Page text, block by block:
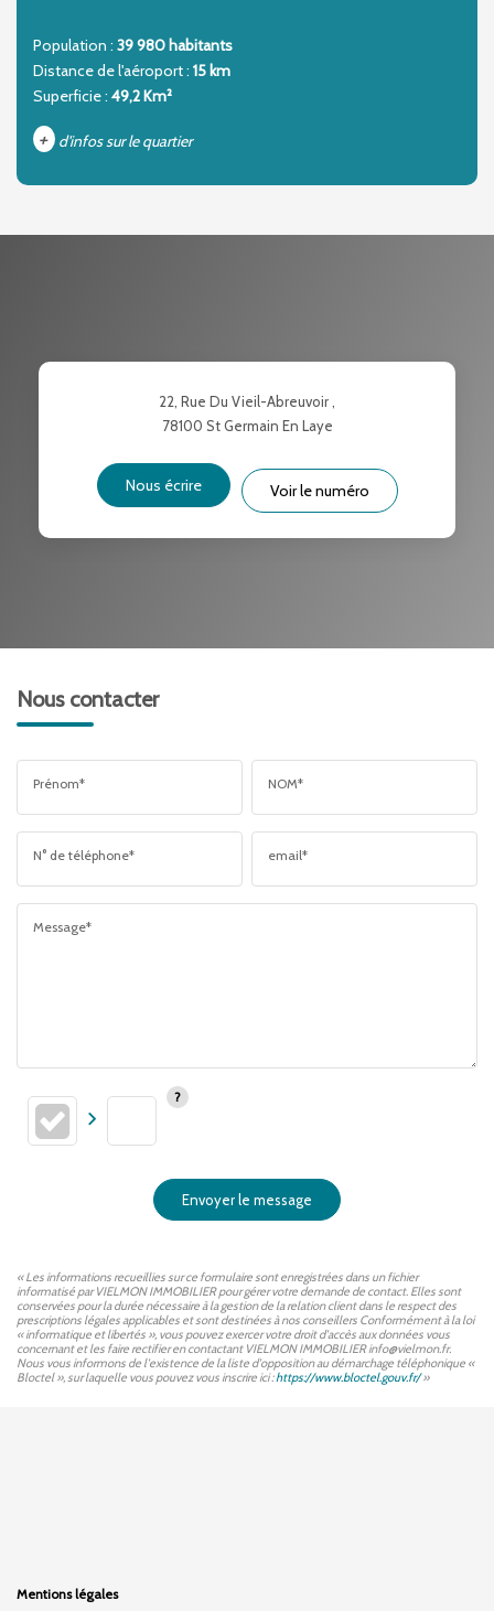
Population : 39 980 habitants
Distance de l'aéroport : 15 km
Superficie : 49,2 Km²
+ d'infos sur le quartier
VOITURE
RÉSULTATS DES LYCÉES ECOLES ET CRÈCHES
22, Rue Du Vieil-Abreuvoir ,
78100 St Germain En Laye
Nous écrire Voir le numéro
Nous contacter
Prénom* NOM*
N° de téléphone* email*
Message*
Envoyer le message
« Les informations recueillies sur ce formulaire sont enregistrées dans un fichier
informatisé par VIELMON IMMOBILIER pour gérer votre demande de contact. Elles sont
conservées pour la durée nécessaire à la gestion de la relation client dans le respect des
prescriptions légales applicables et sont destinées à nos conseillers Conformément à la loi
« informatique et libertés », vous pouvez exercer votre droit d'accès aux données vous
concernant et les faire rectifier en contactant VIELMON IMMOBILIER info@vielmon.fr.
Nous vous informons de l'existence de la liste d'opposition au démarchage téléphonique «
Bloctel », sur laquelle vous pouvez vous inscrire ici :https://www.bloctel.gouv.fr/»
Mentions légales